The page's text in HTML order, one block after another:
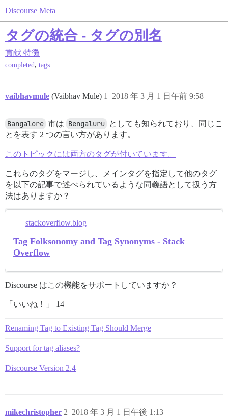
Discourse Meta
タグの統合 - タグの別名
貢献 特徴
completed, tags
vaibhavmule (Vaibhav Mule) 2018 年 3 月 1 日午前 9:58
1
Bangalore 市は Bengaluru としても知られており、同じこ
とを表す 2 つの言い方があります。
このトピックには両方のタグが付いています。
これらのタグをマージし、メインタグを指定して他のタグ
を以下の記事で述べられているような同義語として扱う方
法はありますか？
stackoverflow.blog
Tag Folksonomy and Tag Synonyms - Stack
Overflow
Discourse はこの機能をサポートしていますか？
「いいね！」 14
Renaming Tag to Existing Tag Should Merge
Support for tag aliases?
Discourse Version 2.4
mikechristopher 2018 年 3 月 1 日午後 1:13
2